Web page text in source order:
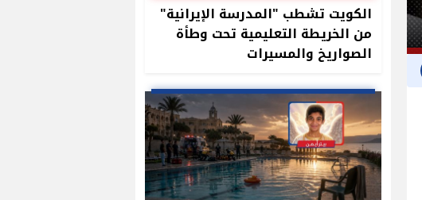
الكويت تشطب "المدرسة الإيرانية"
من الخريطة التعليمية تحت وطأة
الصواريخ والمسيرات